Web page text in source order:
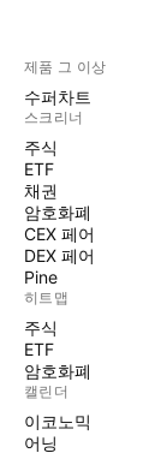
제품 그 이상
수퍼차트
스크리너
주식
ETF
채권
암호화폐
CEX 페어
DEX 페어
Pine
히트맵
주식
ETF
암호화폐
캘린더
이코노믹
어닝